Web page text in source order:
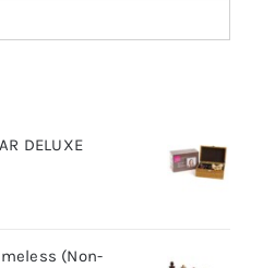
DELUXE
(Non-